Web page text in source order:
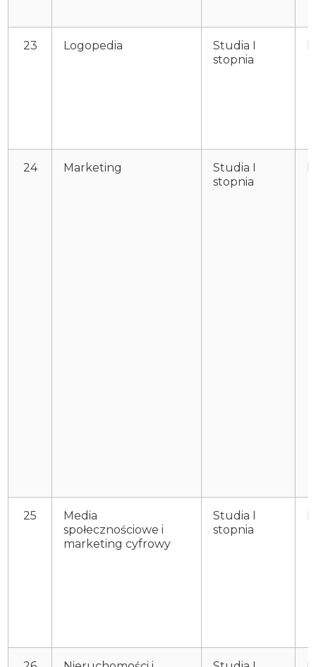
23 Logopedia
Studia I
stopnia
24 Marketing
Studia I
stopnia
25
Media
społecznościowe i
marketing cyfrowy
Studia I
stopnia